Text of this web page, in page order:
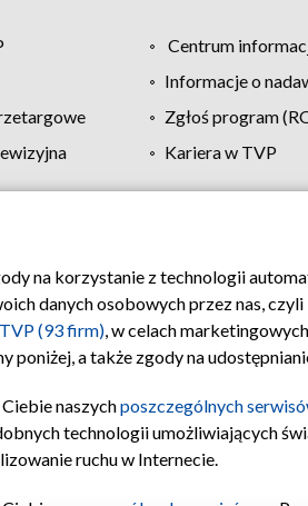
Centrum
Informacje o
Zgłoś program
Kariera w TVP
Polityka prywatności Moje
na korzystanie z technologii
danych osobowych przez nas,
(93 firm), w celach
poniżej, a także zgody na
naszychposzczególnych
technologii umożliwiających
ruchu w Internecie.